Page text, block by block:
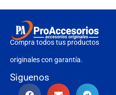
Compra todos tus productos
originales con garantía.
Siguenos